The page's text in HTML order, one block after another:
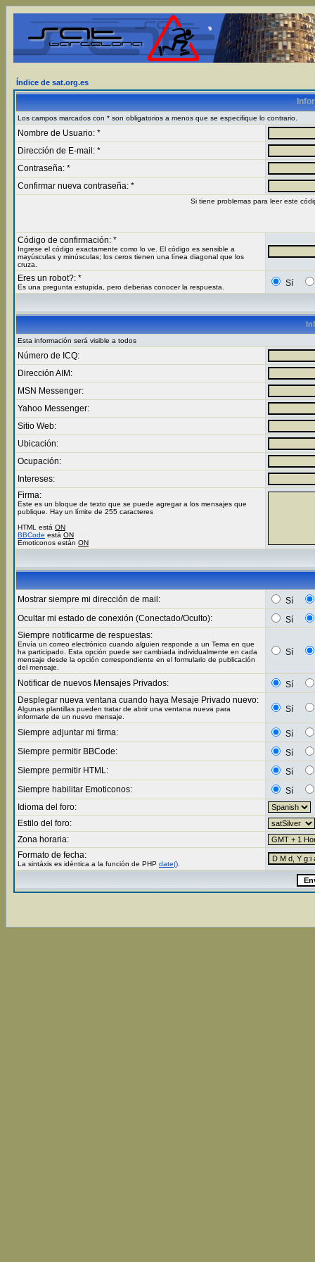
Índice de sat.org.es
Los campos marcados con * son obligatorios a menos que se especifique lo contrario.
Nombre de Usuario: *
Dirección de E-mail: *
Contraseña: *
Confirmar nueva contraseña: *
Si tiene problemas para leer este
Código de confirmación: *
Ingrese el código exactamente como lo ve. El código es sensible a
mayúsculas y minúsculas; los ceros tienen una línea diagonal que los
cruza.
Eres un robot?: *
Es una pregunta estupida, pero deberias conocer la respuesta. Sí
Esta información será visible a todos
Número de ICQ:
Dirección AIM:
MSN Messenger:
Yahoo Messenger:
Sitio Web:
Ubicación:
Ocupación:
Intereses:
Firma:
Este es un bloque de texto que se puede agregar a los mensajes que
publique. Hay un límite de 255 caracteres
HTML está ON
BBCode está ON
Emoticonos están ON
Mostrar siempre mi dirección de mail:
Sí
Ocultar mi estado de conexión (Conectado/Oculto):
Sí
Siempre notificarme de respuestas:
Envía un correo electrónico cuando alguien responde a un Tema en que
ha participado. Esta opción puede ser cambiada individualmente en cada
mensaje desde la opción correspondiente en el formulario de publicación
del mensaje.
Sí
Notificar de nuevos Mensajes Privados:
Sí
Desplegar nueva ventana cuando haya Mesaje Privado nuevo:
Algunas plantillas pueden tratar de abrir una ventana nueva para
informarle de un nuevo mensaje.
Sí
Siempre adjuntar mi firma:
Sí
Siempre permitir BBCode:
Sí
Siempre permitir HTML:
Sí
Siempre habilitar Emoticonos:
Sí
Idioma del foro:
Estilo del foro:
Zona horaria:
Formato de fecha:
La sintáxis es idéntica a la función de PHP date()